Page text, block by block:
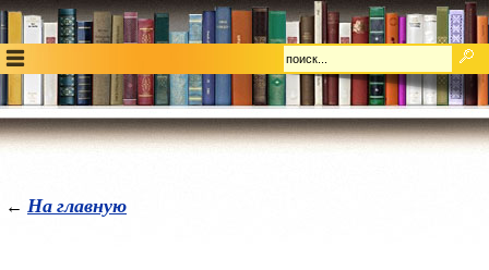
← На главную